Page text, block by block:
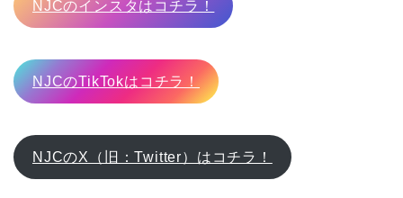
NJCのインスタはコチラ！
NJCのTikTokはコチラ！
NJCのX（旧：Twitter）はコチラ！